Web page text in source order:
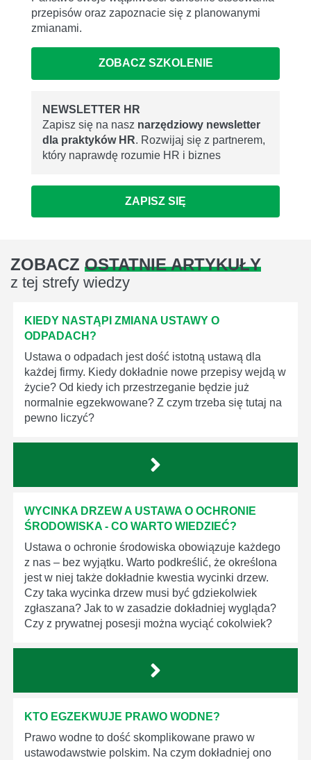
przepisów oraz zapoznacie się z planowanymi
zmianami.
ZOBACZ SZKOLENIE
NEWSLETTER HR
Zapisz się na nasz narzędziowy newsletter
dla praktyków HR. Rozwijaj się z partnerem,
który naprawdę rozumie HR i biznes
ZAPISZ SIĘ
ZOBACZ OSTATNIE ARTYKUŁY
z tej strefy wiedzy
KIEDY NASTĄPI ZMIANA USTAWY O
ODPADACH?
Ustawa o odpadach jest dość istotną ustawą dla
każdej firmy. Kiedy dokładnie nowe przepisy wejdą w
życie? Od kiedy ich przestrzeganie będzie już
normalnie egzekwowane? Z czym trzeba się tutaj na
pewno liczyć?
WYCINKA DRZEW A USTAWA O OCHRONIE
ŚRODOWISKA - CO WARTO WIEDZIEĆ?
Ustawa o ochronie środowiska obowiązuje każdego
z nas – bez wyjątku. Warto podkreślić, że określona
jest w niej także dokładnie kwestia wycinki drzew.
Czy taka wycinka drzew musi być gdziekolwiek
zgłaszana? Jak to w zasadzie dokładniej wygląda?
Czy z prywatnej posesji można wyciąć cokolwiek?
KTO EGZEKWUJE PRAWO WODNE?
Prawo wodne to dość skomplikowane prawo w
ustawodawstwie polskim. Na czym dokładniej ono